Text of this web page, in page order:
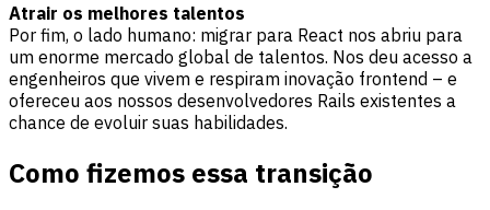
Atrair os melhores talentos
Por fim, o lado humano: migrar para React nos abriu para
um enorme mercado global de talentos. Nos deu acesso a
engenheiros que vivem e respiram inovação frontend – e
ofereceu aos nossos desenvolvedores Rails existentes a
chance de evoluir suas habilidades.
Como fizemos essa transição